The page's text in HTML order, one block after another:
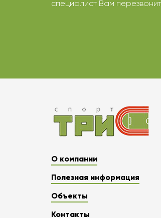
специалист Вам перезвонит
О компании
Полезная информация
Объекты
Контакты